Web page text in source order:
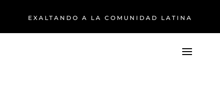
EXALTANDO A LA COMUNIDAD LATINA